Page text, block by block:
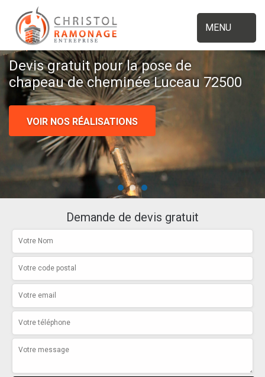
MENU
Devis gratuit pour la pose de
chapeau de cheminée Luceau 72500
VOIR NOS RÉALISATIONS
Demande de devis gratuit